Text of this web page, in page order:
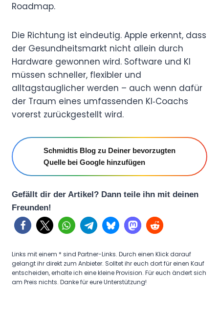
Roadmap.
Die Richtung ist eindeutig. Apple erkennt, dass
der Gesundheitsmarkt nicht allein durch
Hardware gewonnen wird. Software und KI
müssen schneller, flexibler und
alltagstauglicher werden – auch wenn dafür
der Traum eines umfassenden KI‑Coachs
vorerst zurückgestellt wird.
Schmidtis Blog zu Deiner bevorzugten
Quelle bei Google hinzufügen
Gefällt dir der Artikel? Dann teile ihn mit deinen
Freunden!
Links mit einem * sind Partner-Links. Durch einen Klick darauf
gelangt ihr direkt zum Anbieter. Solltet ihr euch dort für einen Kauf
entscheiden, erhalte ich eine kleine Provision. Für euch ändert sich
am Preis nichts. Danke für eure Unterstützung!